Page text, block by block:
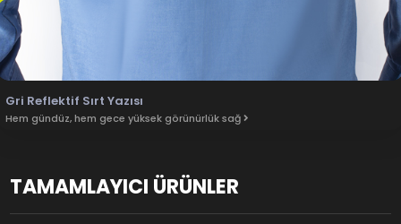
Gri Reflektif Sırt Yazısı
Hem gündüz, hem gece yüksek görünürlük sağ
TAMAMLAYICI ÜRÜNLER